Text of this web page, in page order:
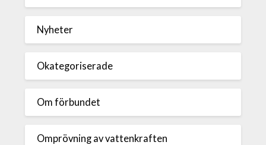
Nyheter
Okategoriserade
Om förbundet
Omprövning av vattenkraften